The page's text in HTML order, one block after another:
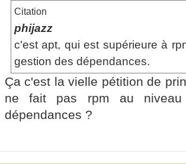
Citation
phijazz
c'est apt, qui est supérieure à
gestion des dépendances.
Ça c'est la vielle pétition de
ne fait pas rpm au
dépendances ?